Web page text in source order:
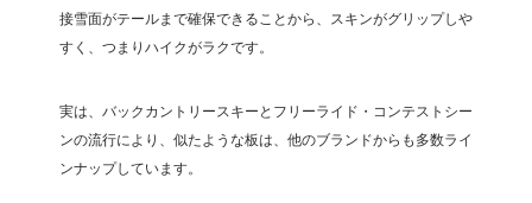
接雪面がテールまで確保できることから、スキンがグリップしや
すく、つまりハイクがラクです。
実は、バックカントリースキーとフリーライド・コンテストシー
ンの流行により、似たような板は、他のブランドからも多数ライ
ンナップしています。